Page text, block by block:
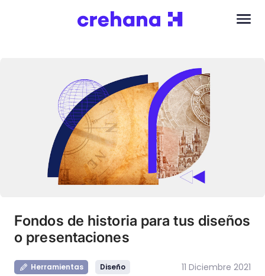
Fondos de historia para tus diseños
o presentaciones
Herramientas Diseño 11 Diciembre 2021